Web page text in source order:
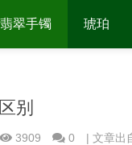
翡翠手镯 琥珀
别
3909 0 | 文章出